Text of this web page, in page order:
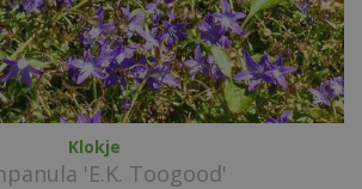
Klokje
'E.K. Toogood'